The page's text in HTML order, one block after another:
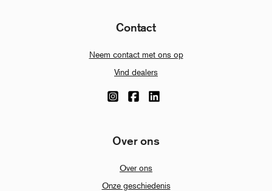
Contact
Neem contact met ons op
Vind dealers
Over ons
Over ons
Onze geschiedenis